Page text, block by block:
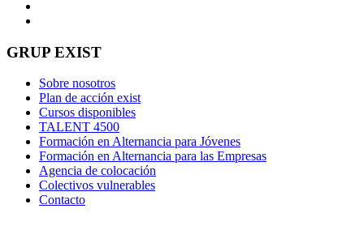
GRUP EXIST
Sobre nosotros
Plan de acción exist
Cursos disponibles
TALENT 4500
Formación en Alternancia para Jóvenes
Formación en Alternancia para las Empresas
Agencia de colocación
Colectivos vulnerables
Contacto